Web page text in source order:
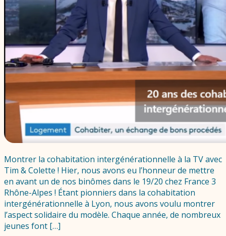
Montrer la cohabitation intergénérationnelle à la TV avec
Tim & Colette ! Hier, nous avons eu l’honneur de mettre
en avant un de nos binômes dans le 19/20 chez France 3
Rhône-Alpes ! Étant pionniers dans la cohabitation
intergénérationnelle à Lyon, nous avons voulu montrer
l’aspect solidaire du modèle. Chaque année, de nombreux
jeunes font […]